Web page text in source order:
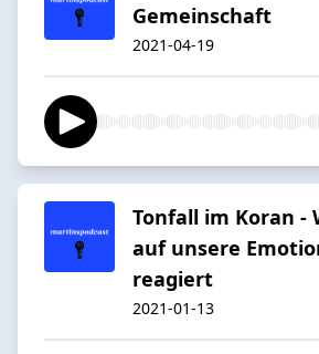
Gemeinschaft
2021-04-19
Tonfall im Koran -
auf unsere
reagiert
2021-01-13